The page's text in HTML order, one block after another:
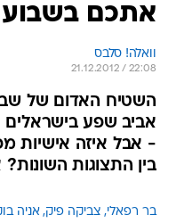
אתכם בשבוע
וואלה! סלבס
21.12.2012 / 22:08
השטיח האדום של
אביב שפע בישראלים
- אבל איזה אישיות
בין התצוגות
בר רפאלי צביקה פיק אניה